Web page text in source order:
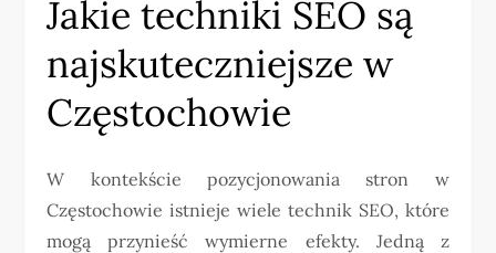
Jakie techniki SEO są
najskuteczniejsze w
Częstochowie
W kontekście pozycjonowania stron w
Częstochowie istnieje wiele technik SEO, które
mogą przynieść wymierne efekty. Jedną z